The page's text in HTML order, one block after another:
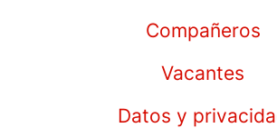
Compañeros
Vacantes
Datos y